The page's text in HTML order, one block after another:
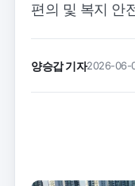
편의 및 복지 안
양승갑 기자2026-06-